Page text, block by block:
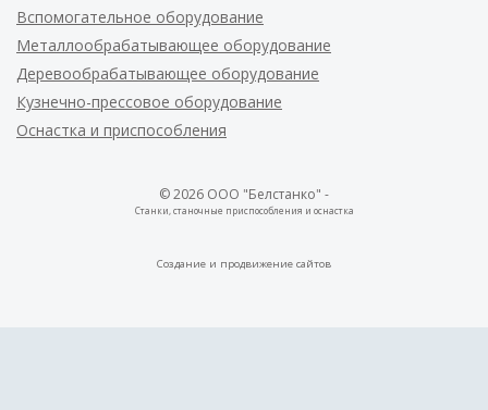
Вспомогательное оборудование
Металлообрабатывающее оборудование
Деревообрабатывающее оборудование
Кузнечно-прессовое оборудование
Оснастка и приспособления
© 2026 ООО "Белстанко" -
Станки, станочные приспособления и оснастка
Создание и продвижение сайтов